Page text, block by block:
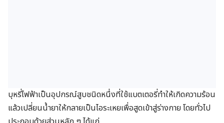
บุหรี่ไฟฟ้าเป็นอุปกรณ์สูบชนิดหนึ่งที่ใช้แบตเตอรี่ทำให้เกิดความร้อน
แล้วเปลี่ยนน้ำยาให้กลายเป็นไอระเหยเพื่อสูดเข้าสู่ร่างกาย โดยทั่วไป